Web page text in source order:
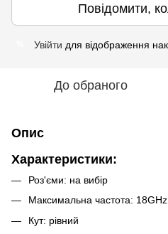
Повідомити,
Увійти для відображення
До обраного
Опис
Характеристики:
Роз'єми: на вибір
Максимальна частота: 18GHz
Кут: рівний